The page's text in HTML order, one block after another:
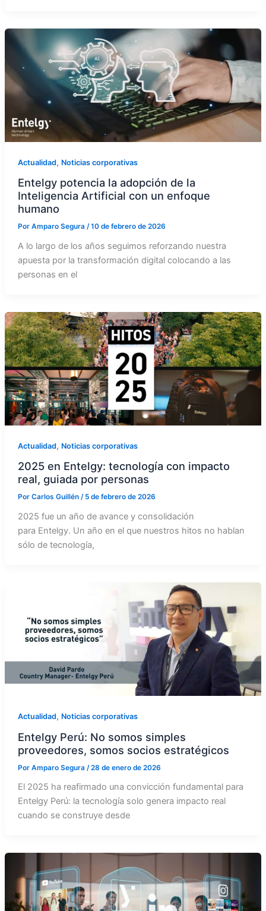
Actualidad, Noticias corporativas
Entelgy potencia la adopción de la
Inteligencia Artificial con un enfoque
humano
Por Amparo Segura /10 de febrero de 2026
A lo largo de los años seguimos reforzando nuestra
apuesta por la transformación digital colocando a las
personas en el
Actualidad, Noticias corporativas
2025 en Entelgy: tecnología con impacto
real, guiada por personas
Por Carlos Guillén / 5 de febrero de 2026
2025 fue un año de avance y consolidación
para Entelgy. Un año en el que nuestros hitos no hablan
sólo de tecnología,
Actualidad, Noticias corporativas
Entelgy Perú: No somos simples
proveedores, somos socios estratégicos
Por Amparo Segura /28 de enero de 2026
El 2025 ha reafirmado una convicción fundamental para
Entelgy Perú: la tecnología solo genera impacto real
cuando se construye desde